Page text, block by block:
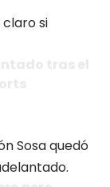
si
Sosa quedó